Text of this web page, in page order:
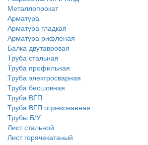
Металлопрокат
Арматура
Арматура гладкая
Арматура рифленая
Балка двутавровая
Труба стальная
Труба профильная
Труба электросварная
Труба бесшовная
Труба ВГП
Труба ВГП оцинкованная
Трубы Б/У
Лист стальной
Лист горячекатаный